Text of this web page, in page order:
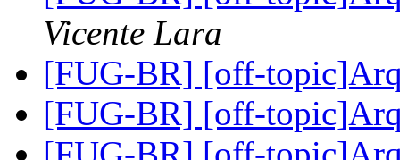
Vicente Lara
[FUG-BR] [off-
[FUG-BR] [off-